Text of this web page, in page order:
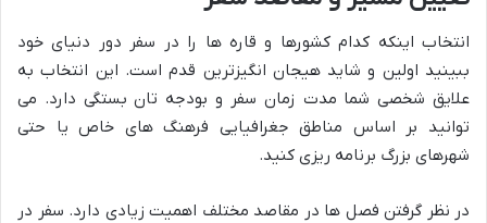
انتخاب اینکه کدام کشورها و قاره ها را در سفر دور دنیای خود
ببینید اولین و شاید هیجان انگیزترین قدم است. این انتخاب به
علایق شخصی شما مدت زمان سفر و بودجه تان بستگی دارد. می
توانید بر اساس مناطق جغرافیایی فرهنگ های خاص یا حتی
شهرهای بزرگ برنامه ریزی کنید.
در نظر گرفتن فصل ها در مقاصد مختلف اهمیت زیادی دارد. سفر در